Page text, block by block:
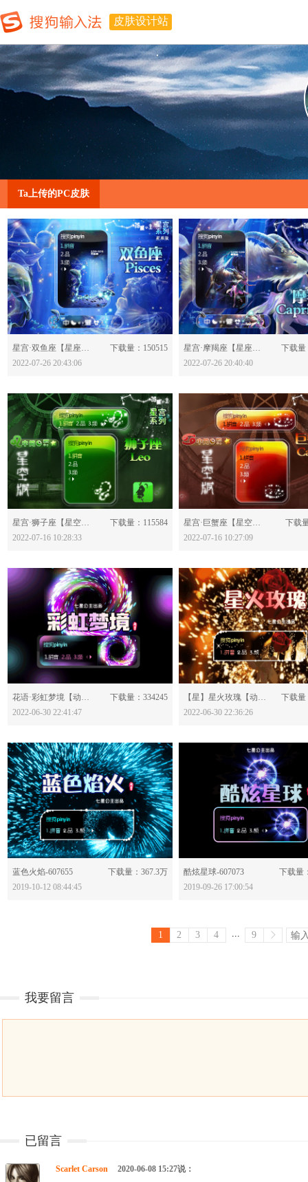
皮肤设计站
Ta上传的PC皮肤
分享：
星宫·双鱼座【星座版】-628602
下载量：150515
2022-07-26 20:43:06
分享：
星宫·摩羯座【星座版】-628598
下载量
2022-07-26 20:40:40
分享：
星宫·狮子座【星空版】-628435
下载量：115584
2022-07-16 10:28:33
分享：
星宫·巨蟹座【星空版】-628433
下载
2022-07-16 10:27:09
分享：
花语·彩虹梦境【动态】-628122
下载量：334245
2022-06-30 22:41:47
分享：
【星】星火玫瑰【动态】-628120
下载量
2022-06-30 22:36:26
分享：
蓝色火焰-607655
下载量：367.3万
2019-10-12 08:44:45
分享：
酷炫星球-607073
下载量
2019-09-26 17:00:54
1 2 3 4 ... 9
我要留言
已留言
Scarlet Carson 2020-06-08 15:27说：